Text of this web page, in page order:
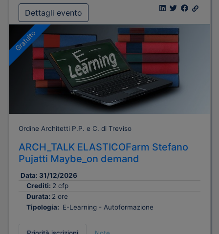
Dettagli evento
Gratuito
Ordine Architetti P.P. e C. di Treviso
ARCH_TALK ELASTICOFarm Stefano
Pujatti Maybe_on demand
Data: 31/12/2026
Crediti: 2 cfp
Durata: 2 ore
Tipologia: E-Learning - Autoformazione